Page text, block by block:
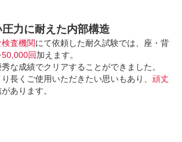
力に耐えた内部構造
査機関にて依頼した耐久試験では、座・背
50,000回加えます。
な成績でクリアすることができました。
長くご使用いただきたい思いもあり、 頑丈
あります。